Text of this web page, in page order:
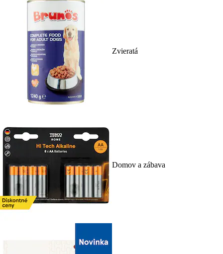
Zvieratá
Domov a zábava